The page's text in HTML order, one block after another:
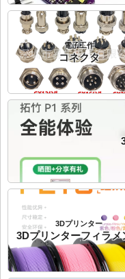
電子工作
コネクタ
3Dプリンター
3Dプリンターフィラメ